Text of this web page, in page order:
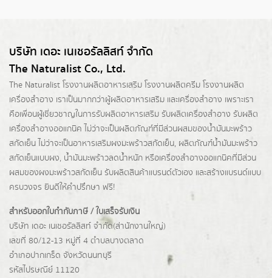
บริษัท เดอะ เนเชอรัลลิสท์ จำกัด
The Naturalist Co., Ltd.
The Naturalist โรงงานผลิตอาหารเสริม โรงงานผลิตครีม โรงงานผลิต
เครื่องสำอาง เราเป็นมากกว่าผู้ผลิตอาหารเสริม และเครื่องสำอาง เพราะเรา
คือเพื่อนผู้เชี่ยวชาญในการรับผลิตอาหารเสริม รับผลิตเครื่องสำอาง รับผลิต
เครื่องสำอางออแกนิค ไม่ว่าจะเป็นผลิตภัณฑ์ที่มีส่วนผสมของน้ำมันมะพร้าว
สกัดเย็น ไม่ว่าจะเป็นอาหารเสริมผงมะพร้าวสกัดเย็น, ผลิตภัณฑ์น้ำมันมะพร้าว
สกัดเย็นแบบผง, น้ำมันมะพร้าวลดน้ำหนัก หรือเครื่องสำอางออแกนิคที่มีส่วน
ผสมของผงมะพร้าวสกัดเย็น รับผลิตสินค้าแบรนด์ตัวเอง และสร้างแบรนด์แบบ
ครบวงจร ยินดีให้คำปรึกษา ฟรี!
สำหรับออกใบกำกับภาษี / ใบเสร็จรับเงิน
บริษัท เดอะ เนเชอรัลลิสท์ จำกัด(ส่านักงานใหญ่)
เลขที่ 80/12-13 หมู่ที่ 4 ตำบลบางตลาด
อำเภอปากเกร็ด จังหวัดนนทบุรี
รหัสไปรษณีย์ 11120